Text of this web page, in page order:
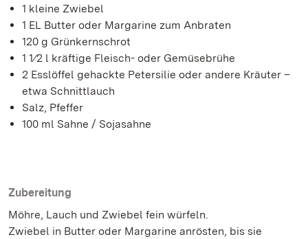
1 kleine Zwiebel
1 EL Butter oder Margarine zum Anbraten
120 g Grünkernschrot
1 1∕2 l kräftige Fleisch- oder Gemüsebrühe
2 Esslöffel gehackte Petersilie oder andere Kräuter –
etwa Schnittlauch
Salz, Pfeffer
100 ml Sahne / Sojasahne
Zubereitung
Möhre, Lauch und Zwiebel fein würfeln.
Zwiebel in Butter oder Margarine anrösten, bis sie